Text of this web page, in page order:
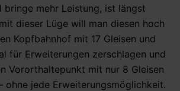
bringe mehr Leistung, ist längst
dieser Lüge will man diesen hoch
Kopfbahnhof mit 17 Gleisen und
für Erweiterungen zerschlagen und
Vororthaltepunkt mit nur 8 Gleisen
ohne jede Erweiterungsmöglichkeit.